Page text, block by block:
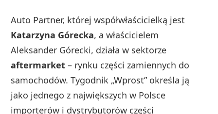
Auto Partner, której współwłaścicielką jest
Katarzyna Górecka, a właścicielem
Aleksander Górecki, działa w sektorze
aftermarket – rynku części zamiennych do
samochodów. Tygodnik „Wprost” określa ją
jako jednego z największych w Polsce
importerów i dystrybutorów części